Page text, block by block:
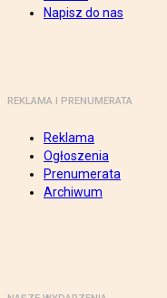
Napisz do nas
REKLAMA I PRENUMERATA
Reklama
Ogłoszenia
Prenumerata
Archiwum